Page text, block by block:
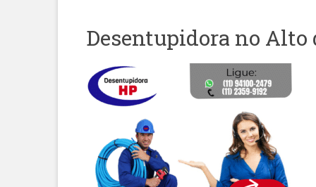
Desentupidora no Alto